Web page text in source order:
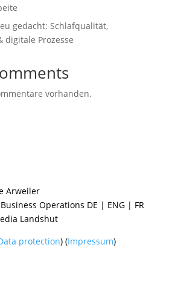
gedacht: Schlafqualität,
digitale Prozesse
vorhanden.
Arweiler
Operations DE | ENG | FR
Landshut
protection) (Impressum)